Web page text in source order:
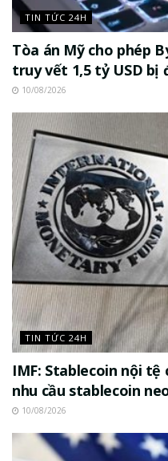
TIN TỨC 24H
Tòa án Mỹ cho phép
truy vết 1,5 tỷ USD bị
10/08/2026
TIN TỨC 24H
IMF: Stablecoin nội
nhu cầu stablecoin
10/08/2026